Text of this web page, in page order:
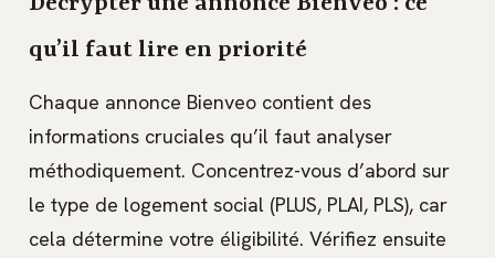
qu’il faut lire en priorité
Chaque annonce Bienveo contient des
informations cruciales qu’il faut analyser
méthodiquement. Concentrez-vous d’abord sur
le type de logement social (PLUS, PLAI, PLS), car
cela détermine votre éligibilité. Vérifiez ensuite